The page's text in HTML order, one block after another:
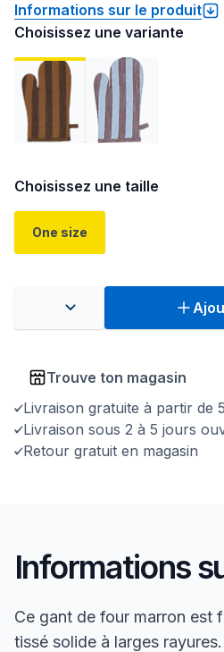
Informations sur le produit
Choisissez une variante
Choisissez une taille
One size
Trouve ton magasin
Livraison gratuite à partir de
Livraison sous 2 à 5 jours
Retour gratuit en magasin
Informations
Ce gant de four marron est
tissé solide à larges